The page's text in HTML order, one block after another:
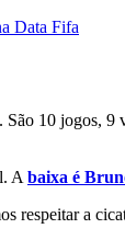
Data Fifa
10 jogos,
A baixa é
respeitar a